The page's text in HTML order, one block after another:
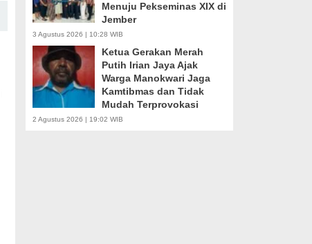
Menuju Pekseminas XIX di
Jember
3 Agustus 2026 | 10:28 WIB
Ketua Gerakan Merah
Putih Irian Jaya Ajak
Warga Manokwari Jaga
Kamtibmas dan Tidak
Mudah Terprovokasi
2 Agustus 2026 | 19:02 WIB